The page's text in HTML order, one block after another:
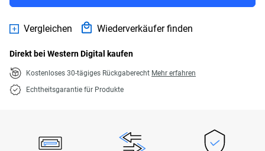
Vergleichen Wiederverkäufer finden
Direkt bei Western Digital kaufen
Kostenloses 30-tägiges Rückgaberecht Mehr erfahren
Echtheitsgarantie für Produkte